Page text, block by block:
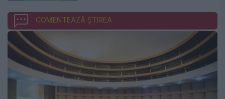
COMENTEAZĂ ȘTIREA